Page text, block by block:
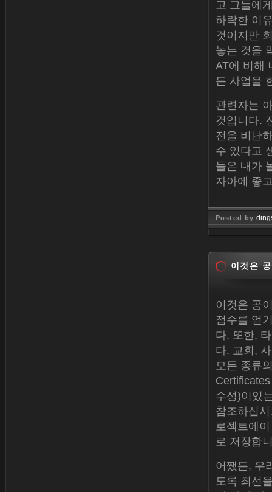
고 그들에
하락한 이
것이지만
놓는 것을
AT에 비해
든 사업을
관련자는
것입니다.
전을 비난
수 있다고
들은 내가
자아에 좋
Posted by
이것은
이것은 공
점수를 얻
다. 또한,
다. 교회,
모든 종류
수성)이있
참조하십
로젝트에
로 저장합
어쨌든, 우
도록 최선